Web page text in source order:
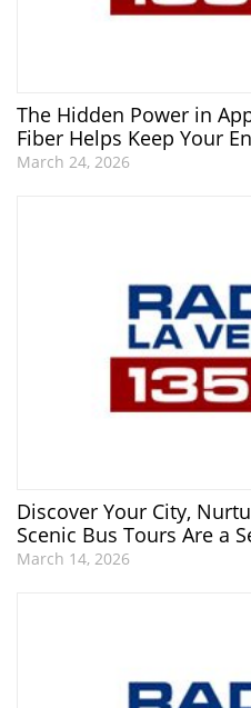
The Hidden Power in
Fiber Helps Keep Your
March 24, 2026
Discover Your City,
Scenic Bus Tours Are a
March 14, 2026